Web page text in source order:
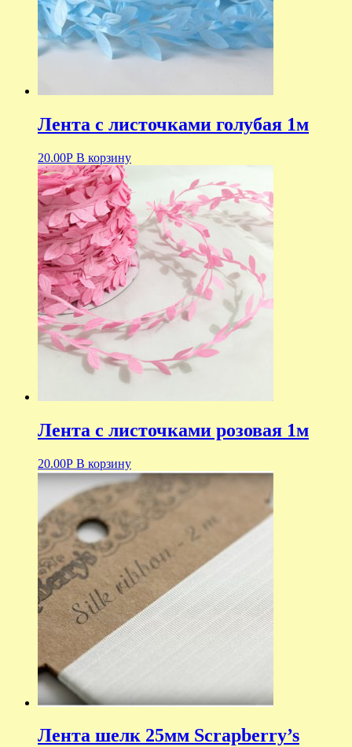
Лента с листочками голубая 1м
20.00Р В корзину
Лента с листочками розовая 1м
20.00Р В корзину
Лента шелк 25мм Scrapberry’s